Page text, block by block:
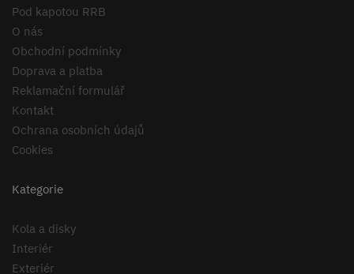
Pod kapotou RRB
O nás
Obchodní podmínky
Doprava a platba
Reklamační formulář
Kontakt
Ochrana osobních údajů
Cookies
Kategorie
Kola a disky
Interiér
Exteriér